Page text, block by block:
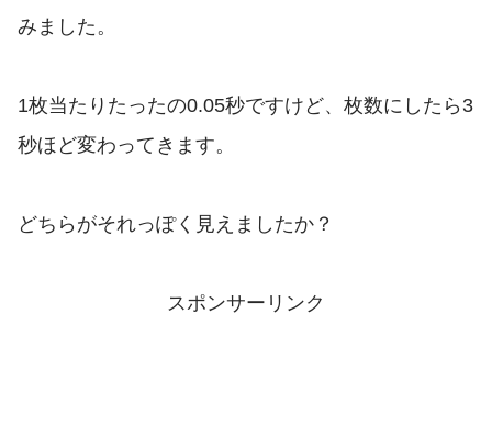
みました。
1枚当たりたったの0.05秒ですけど、枚数にしたら3
秒ほど変わってきます。
どちらがそれっぽく見えましたか？
スポンサーリンク